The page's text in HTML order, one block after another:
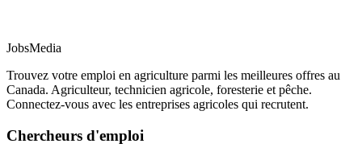
JobsMedia
Trouvez votre emploi en agriculture parmi les meilleures offres au
Canada. Agriculteur, technicien agricole, foresterie et pêche.
Connectez-vous avec les entreprises agricoles qui recrutent.
Chercheurs d'emploi